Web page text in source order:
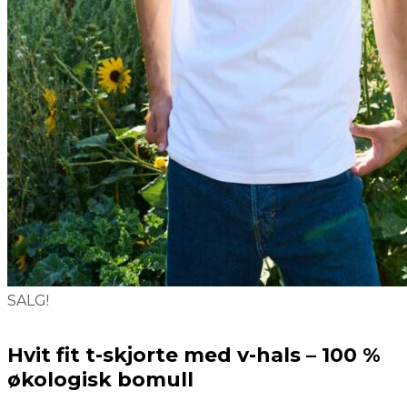
SALG!
Hvit fit t-skjorte med v-hals – 100 %
økologisk bomull